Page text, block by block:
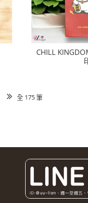
CHILL
全 175 筆